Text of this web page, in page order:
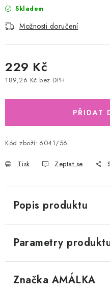
Skladem
Možnosti doručení
229 Kč
189,26 Kč bez DPH
PŘIDAT
Kód zboží: 6041/56
Tisk Zeptat se
Popis produktu
Parametry
Značka AMÁLKA